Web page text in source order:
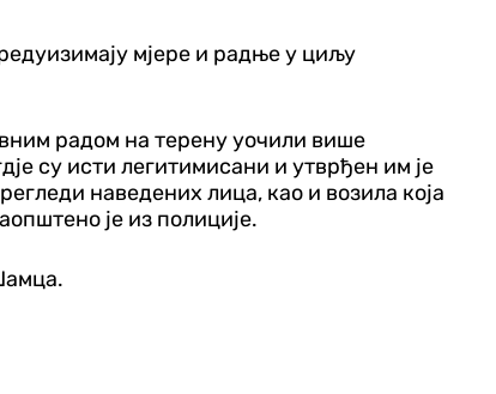
мјере и радње у циљу
радом на терену уочили више
су исти легитимисани и утврђен им је
наведених лица, као и возила која
је из полиције.